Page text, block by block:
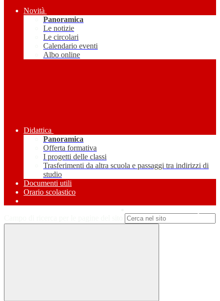
Novità
Panoramica
Le notizie
Le circolari
Calendario eventi
Albo online
Didattica
Panoramica
Offerta formativa
I progetti delle classi
Trasferimenti da altra scuola e passaggi tra indirizzi di
studio
Documenti utili
Orario scolastico